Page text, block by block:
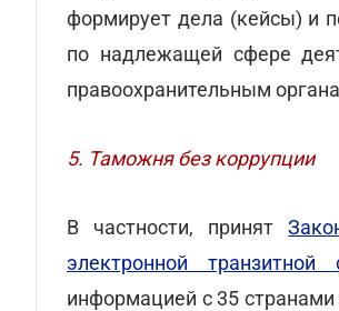
формирует дела (кейсы) и
по надлежащей сфере
правоохранительным
5. Таможня без коррупции
В частности, принят
электронной транзитной
информацией с 35